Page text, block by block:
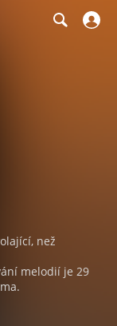
než
melodií je 29